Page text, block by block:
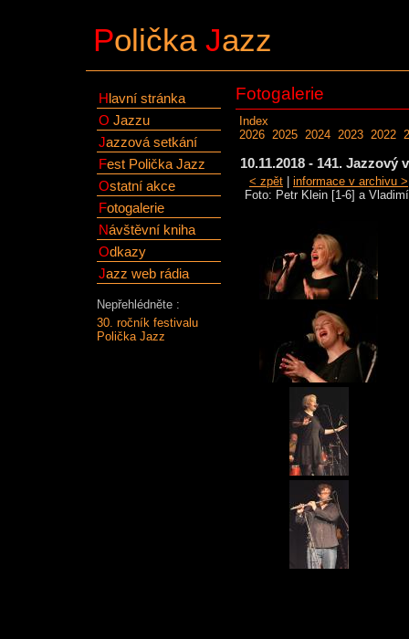
Polička Jazz
Hlavní stránka
O Jazzu
Jazzová setkání
Fest Polička Jazz
Ostatní akce
Fotogalerie
Návštěvní kniha
Odkazy
Jazz web rádia
Nepřehlédněte :
30. ročník festivalu
Polička Jazz
Fotogalerie
Index
2026 2025 2024 2023 2022
10.11.2018 - 141. Jazzový
< zpět
informace v archivu >
Foto: Petr Klein [1-6] a